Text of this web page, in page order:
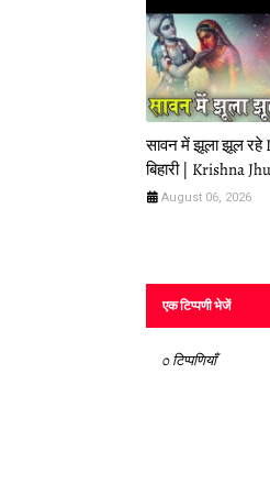
सावन में झूला झूल
बिहारी | Krishna
August 06, 2026
एक टिप्पणी भेजें
0 टिप्पणियाँ